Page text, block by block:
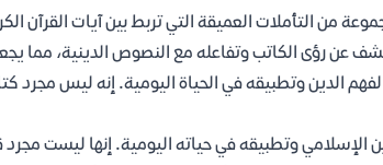
من التأملات العميقة التي تربط بين آيات القرآن
عن رؤى الكاتب وتفاعله مع النصوص الدينية، مما
لفهم الدين وتطبيقه في الحياة اليومية. إنه ليس مجرد
الإسلامي وتطبيقه في حياته اليومية. إنها ليست مجرد